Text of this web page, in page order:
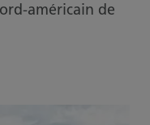
américain de